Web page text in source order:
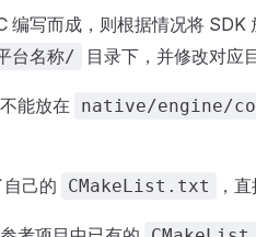
编写而成，则根据情况将 SDK
名称/ 目录下，并修改对应
能放在 native/engine/
己的 CMakeList.txt ，